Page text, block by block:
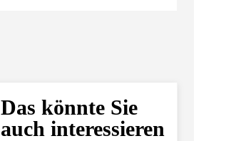
Das könnte Sie
auch interessieren